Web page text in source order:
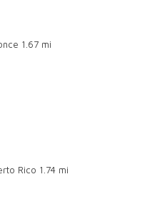
1.67 mi
Rico 1.74 mi